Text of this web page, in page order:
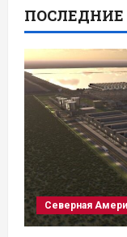
ПОСЛЕДНИЕ
Северная